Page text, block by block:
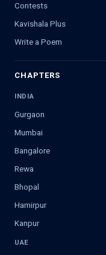
Contests
Kavishala Plus
Write a Poem
CHAPTERS
INDIA
Gurgaon
Mumbai
Bangalore
Rewa
Bhopal
Hamirpur
Kanpur
UAE